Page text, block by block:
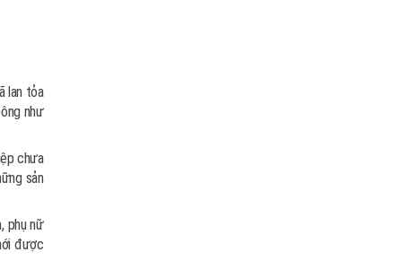
lan tỏa
như
chưa
sản
phụ nữ
được